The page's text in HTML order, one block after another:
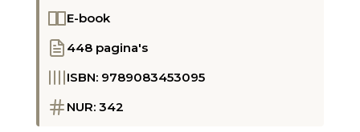
E-book
448 pagina's
ISBN: 9789083453095
NUR: 342